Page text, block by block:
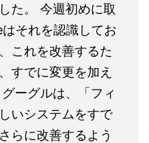
た。 今週初めに取
それを認識してお
これを改善するた
すでに変更を加え
ーグルは、「フィ
いシステムをすで
らに改善するよう